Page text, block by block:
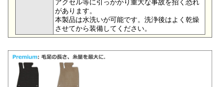
アクセル等に引っかかり重大な事故を招く恐れ
があります。
本製品は水洗いが可能です。洗浄後はよく乾燥
させてから装備してください。